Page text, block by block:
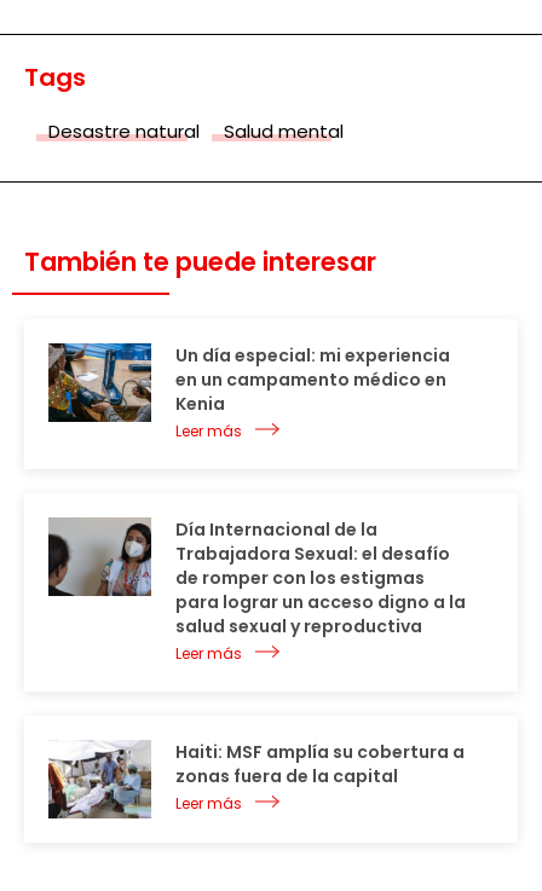
Tags
Desastre natural Salud mental
También te puede interesar
Un día especial: mi experiencia
en un campamento médico en
Kenia
Leer más
Día Internacional de la
Trabajadora Sexual: el desafío
de romper con los estigmas
para lograr un acceso digno a la
salud sexual y reproductiva
Leer más
Haiti: MSF amplía su cobertura a
zonas fuera de la capital
Leer más